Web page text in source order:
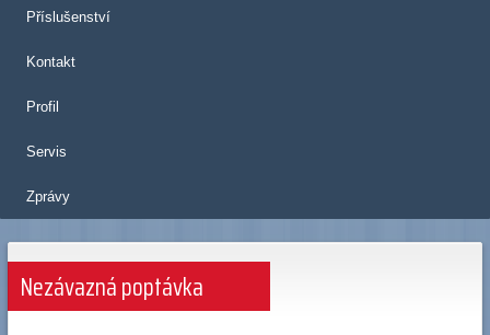
Příslušenství
Kontakt
Profil
Servis
Zprávy
Nezávazná poptávka